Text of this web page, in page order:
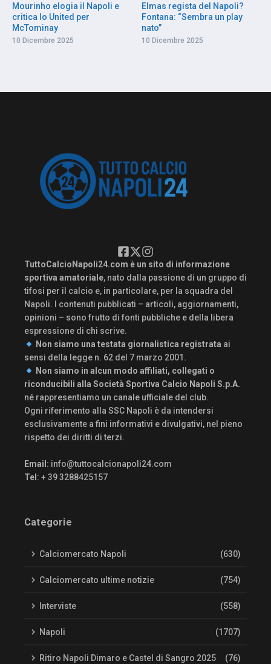
Mourinho elogia il Napoli e
critica lo United per
McTominay
10 Dicembre 2025
Elmas regista del Napoli?
Fontana: “Sembra un play
nato”
10 Dicembre 2025
TuttoCalcioNapoli24.com è un sito di informazione
sportiva amatoriale, nato dalla passione di un gruppo di
tifosi per il calcio e, in particolare, per la squadra del
Napoli. I contenuti pubblicati – articoli, aggiornamenti,
opinioni – sono frutto di fonti pubbliche e della libera
espressione di chi scrive.
Non siamo una testata giornalistica registrata ai
sensi della legge n. 62 del 7 marzo 2001.
Non siamo in alcun modo affiliati, collegati o
riconducibili alla Società Sportiva Calcio Napoli S.p.A.
né rappresentiamo un canale ufficiale del club.
Ogni riferimento alla SSC Napoli è da intendersi
esclusivamente a fini informativi e divulgativi, nel pieno
rispetto dei diritti di terzi.
Email : info@tuttocalcionapoli24.com
Tel : + 39 3288425157
Categorie
Calciomercato Napoli (630)
Calciomercato ultime notizie (754)
Interviste (558)
Napoli (1707)
Ritiro Napoli Dimaro e Castel di Sangro 2025 (76)